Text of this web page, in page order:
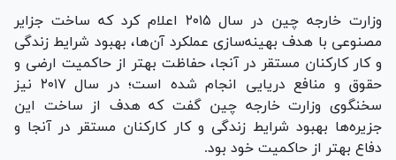
وزارت خارجه چین در سال ۲۰۱۵ اعلام کرد که ساخت جزایر
مصنوعی با هدف بهینه‌سازی عملکرد آن‌ها، بهبود شرایط زندگی
و کار کارکنان مستقر در آنجا، حفاظت بهتر از حاکمیت ارضی و
حقوق و منافع دریایی انجام شده است؛ در سال ۲۰۱۷ نیز
سخنگوی وزارت خارجه چین گفت که هدف از ساخت این
جزیره‌ها بهبود شرایط زندگی و کار کارکنان مستقر در آنجا و
دفاع بهتر از حاکمیت خود بود.